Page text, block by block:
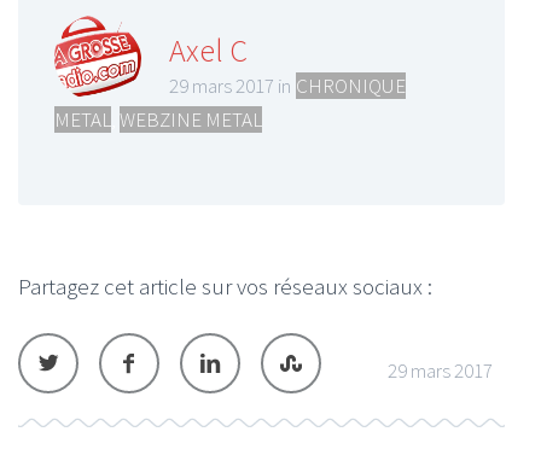
Axel C
29 mars 2017 in CHRONIQUE
METAL WEBZINE METAL
Partagez cet article sur vos réseaux sociaux :
29 mars 2017